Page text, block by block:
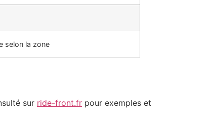
selon la zone
sur ride-front.fr pour exemples et